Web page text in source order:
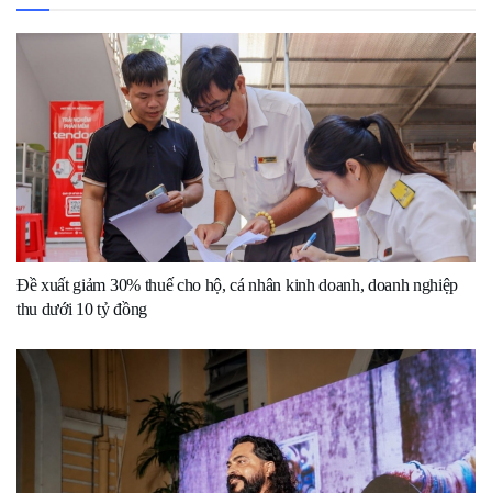
Đề xuất giảm 30% thuế cho hộ, cá nhân kinh doanh, doanh nghiệp
thu dưới 10 tỷ đồng